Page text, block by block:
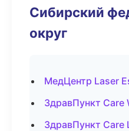
Сибирский
округ
МедЦентр Laser
ЗдравПункт
ЗдравПункт